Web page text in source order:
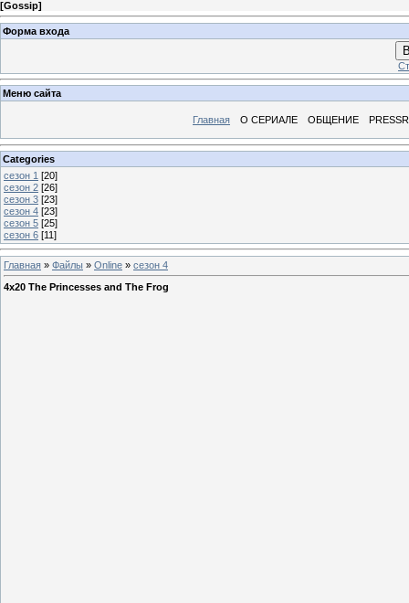
[Gossip]
Форма входа
Меню сайта
Главная О СЕРИАЛЕ ОБЩЕНИЕ
Categories
сезон 1 [20]
сезон 2 [26]
сезон 3 [23]
сезон 4 [23]
сезон 5 [25]
сезон 6 [11]
Главная » Файлы » Online » сезон 4
4x20 The Princesses and The Frog